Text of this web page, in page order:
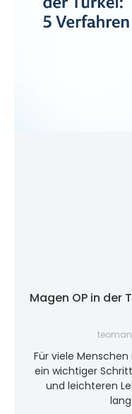
Magen OP in der
teoman
Für viele
ein wichtiger
und leichteren